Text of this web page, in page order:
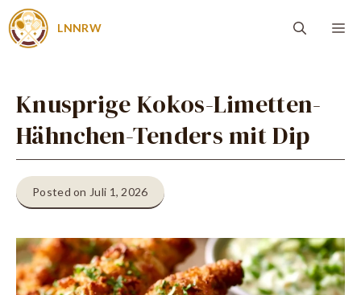
Zum
Inhalt
LNNRW
Knusprige Kokos-Limetten-
Hähnchen-Tenders mit Dip
Posted on Juli 1, 2026